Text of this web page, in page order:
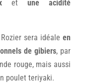
etune acidité
sera idéaleen
de gibiers, par
rouge, mais aussi
poulet teriyaki.